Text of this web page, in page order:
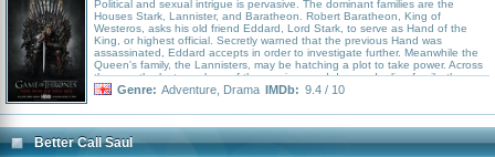
Political and sexual intrigue is pervasive. The dominant families are the
Houses Stark, Lannister, and Baratheon. Robert Baratheon, King of
Westeros, asks his old friend Eddard, Lord Stark, to serve as Hand of the
King, or highest official. Secretly warned that the previous Hand was
assassinated, Eddard accepts in order to investigate further. Meanwhile the
Queen's family, the Lannisters, may be hatching a plot to take power. Across
the sea, the last members of the previous and deposed ruling family, the
Targaryens, are also scheming to regain the throne. The friction between
Tyrell, leads to full-scale war. All while a very ancient evil awakens in the
farthest North. Amidst the war and political confusion, a neglected military
order of misfits, the Night's Watch, is all that stands between the realms of
men and icy horrors beyond.
Genre: Adventure Drama IMDb: 9.4 / 10
Better Call Saul